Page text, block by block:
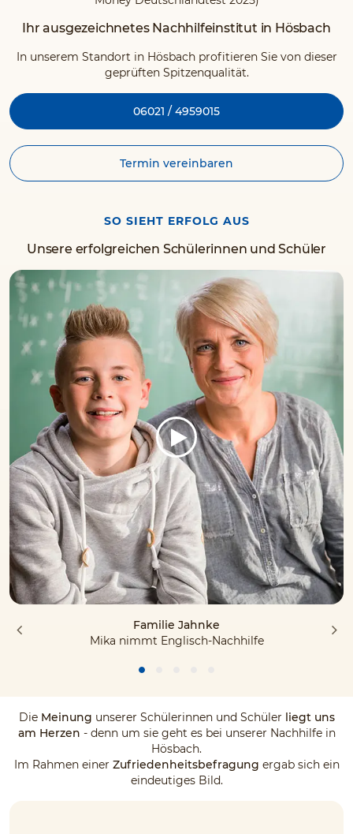
Ihr ausgezeichnetes Nachhilfeinstitut in Hösbach
In unserem Standort in Hösbach profitieren Sie von dieser
geprüften Spitzenqualität.
06021 / 4959015
Termin vereinbaren
SO SIEHT ERFOLG AUS
Unsere erfolgreichen Schülerinnen und Schüler
Familie Jahnke
Mika nimmt Englisch-Nachhilfe
Die Meinung unserer Schülerinnen und Schüler liegt uns
am Herzen - denn um sie geht es bei unserer Nachhilfe in
Hösbach.
Im Rahmen einer Zufriedenheitsbefragung ergab sich ein
eindeutiges Bild.